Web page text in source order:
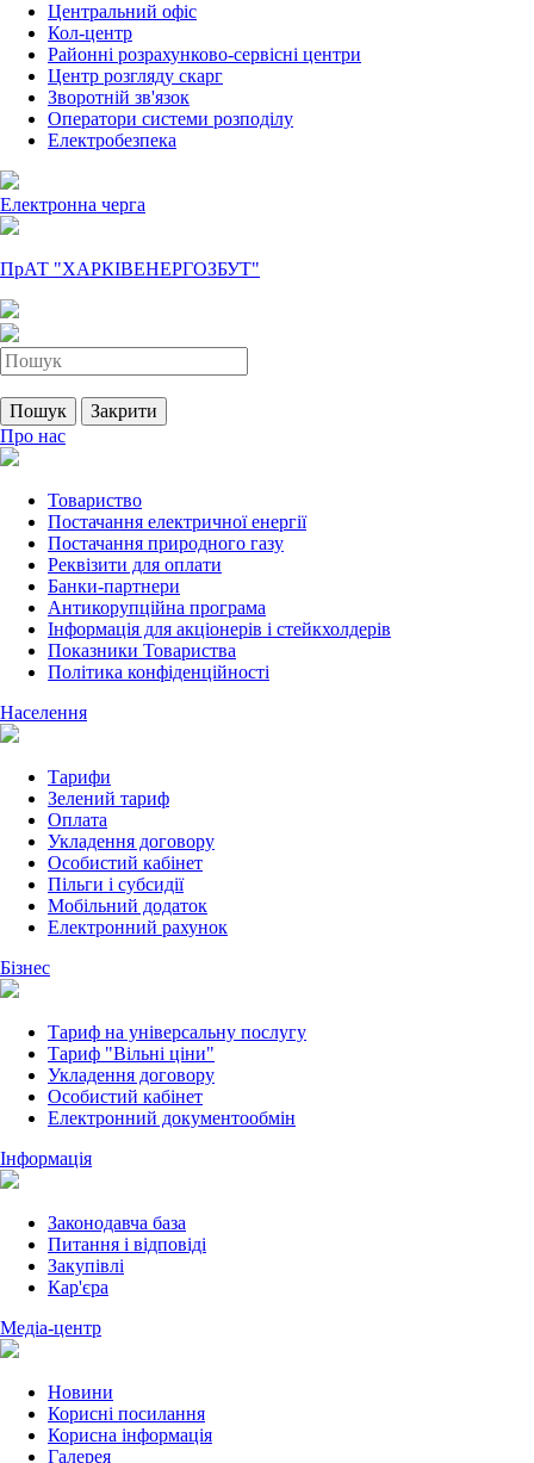
Центральний офіс
Кол-центр
Районні розрахунково-сервісні центри
Центр розгляду скарг
Зворотній зв'язок
Оператори системи розподілу
Електробезпека
Електронна черга
ПрАТ "ХАРКІВЕНЕРГОЗБУТ"
Пошук
Закрити
Про нас
Товариство
Постачання електричної енергії
Постачання природного газу
Реквізити для оплати
Банки-партнери
Антикорупційна програма
Інформація для акціонерів і стейкхолдерів
Показники Товариства
Політика конфіденційності
Населення
Тарифи
Зелений тариф
Оплата
Укладення договору
Особистий кабінет
Пільги і субсидії
Мобільний додаток
Електронний рахунок
Бізнес
Тариф на універсальну послугу
Тариф "Вільні ціни"
Укладення договору
Особистий кабінет
Електронний документообмін
Інформація
Законодавча база
Питання і відповіді
Закупівлі
Кар'єра
Медіа-центр
Новини
Корисні посилання
Корисна інформація
Галерея